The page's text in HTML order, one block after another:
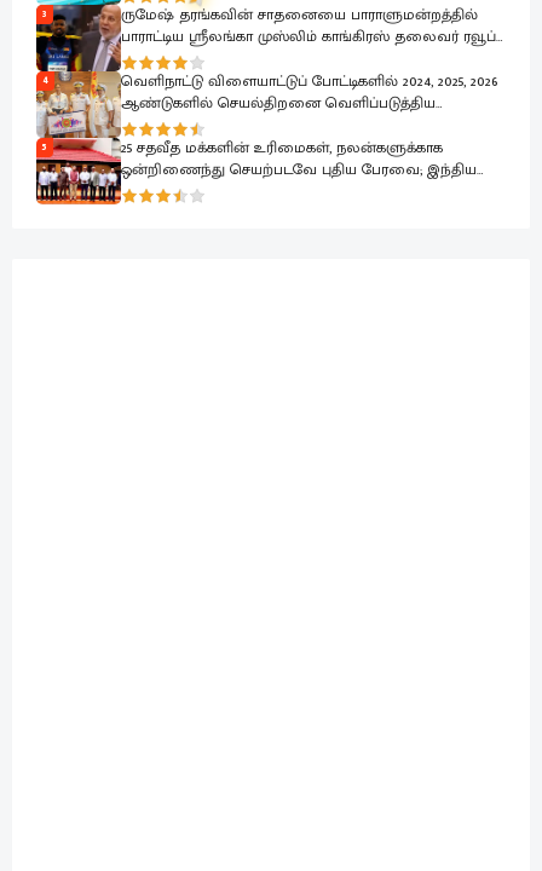
3
ருமேஷ் தரங்கவின் சாதனையை பாராளுமன்றத்தில்
பாராட்டிய ஸ்ரீலங்கா முஸ்லிம் காங்கிரஸ் தலைவர் ரவூப்
ஹக்கீம்
4
வெளிநாட்டு விளையாட்டுப் போட்டிகளில் 2024, 2025, 2026
ஆண்டுகளில் செயல்திறனை வெளிப்படுத்திய
கடற்படை வீரர்கள் கௌரவிப்பு
5
25 சதவீத மக்களின் உரிமைகள், நலன்களுக்காக
ஒன்றிணைந்து செயற்படவே புதிய பேரவை; இந்திய
உயர்ஸ்தானிகரிடம் எடுத்துரைப்பு.!